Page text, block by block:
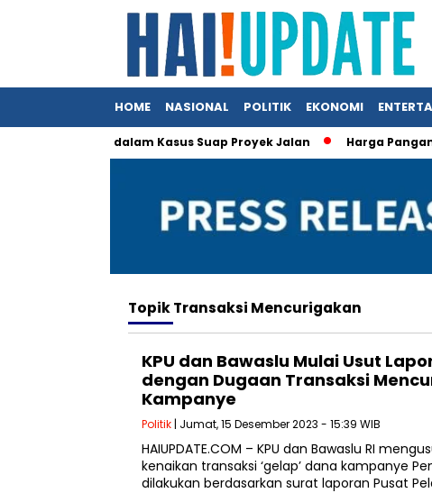
HOME NASIONAL POLITIK EKONOMI
Nasution dalam Kasus Suap Proyek Jalan Harga Pangan
TopikTransaksi Mencurigakan
KPU dan Bawaslu Mulai Usut
dengan Dugaan Transaksi
Kampanye
Politik | Jumat, 15 Desember 2023 - 15:39 WIB
HAIUPDATE.COM – KPU dan Bawaslu RI
kenaikan transaksi ‘gelap’ dana kampanye
dilakukan berdasarkan surat laporan Pusat